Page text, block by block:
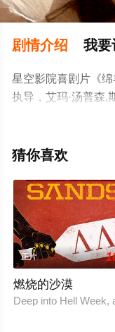
剧情介绍 我要
星空影院喜剧片《
执导，艾玛·汤普森,
斯,雷吉娜·赫尔,休·
斯,曼蒂普·迪伦,帕特
影，手机免费在线
空电影网，更多相
情网等平台了解。
猜你喜欢
正片
燃烧的沙漠
Deep into Hell Week,